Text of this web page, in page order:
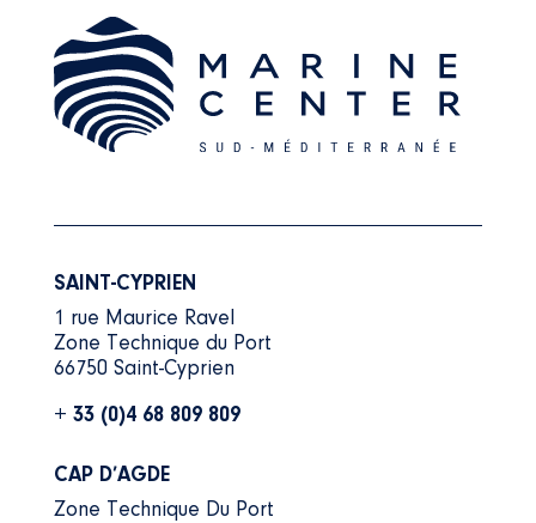
SAINT-CYPRIEN
1 rue Maurice Ravel
Zone Technique du Port
66750 Saint-Cyprien
+ 33 (0)4 68 809 809
CAP D’AGDE
Zone Technique Du Port